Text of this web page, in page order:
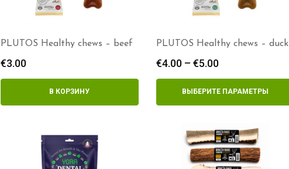
PLUTOS Healthy chews – beef
€3.00
В КОРЗИНУ
PLUTOS Healthy chews – duck
€4.00 – €5.00Диапазон
цен:
€4.00
–
ВЫБЕРИТЕ ПАРАМЕТРЫ